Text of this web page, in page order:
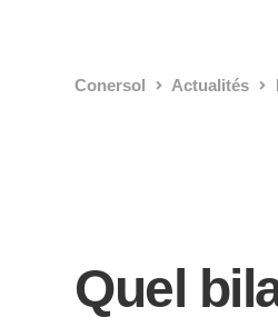
Conersol Actualités
Quel